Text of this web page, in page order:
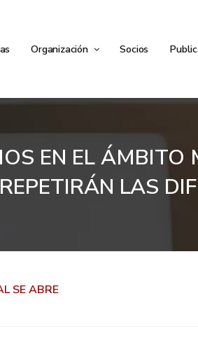
Organización Socios
EN EL ÁMBITO
LAS
SE ABRE